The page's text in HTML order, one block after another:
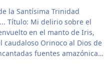
la Santísima Trinidad
Título: Mi delirio sobre el
en el manto de Iris,
Orinoco al Dios de
fuentes amazónicas,
audaz, nada me